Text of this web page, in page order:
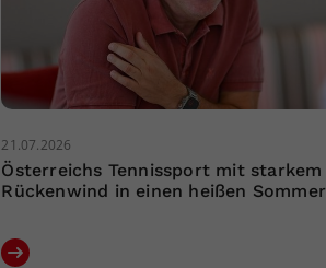
21.07.2026
Österreichs Tennissport mit starkem
Rückenwind in einen heißen Sommer